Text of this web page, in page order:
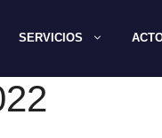
SERVICIOS